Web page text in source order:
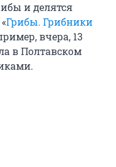
и делятся
Грибы. Грибники
вчера, 13
в Полтавском